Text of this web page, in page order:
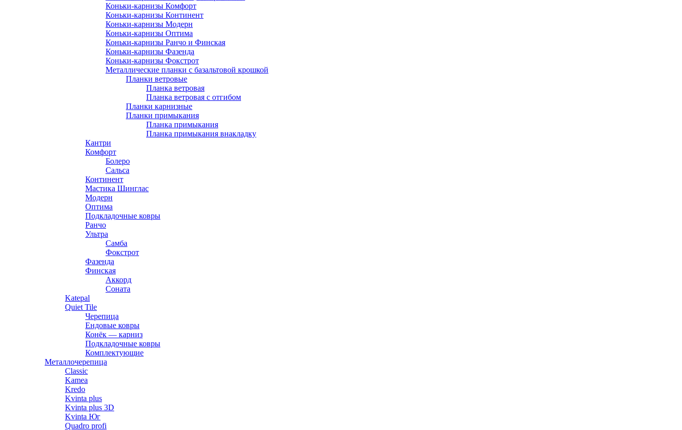
Коньки-карнизы Комфорт
Коньки-карнизы Континент
Коньки-карнизы Модерн
Коньки-карнизы Оптима
Коньки-карнизы Ранчо и Финская
Коньки-карнизы Фазенда
Коньки-карнизы Фокстрот
Металлические планки с базальтовой крошкой
Планки ветровые
Планка ветровая
Планка ветровая с отгибом
Планки карнизные
Планки примыкания
Планка примыкания
Планка примыкания внакладку
Кантри
Комфорт
Болеро
Сальса
Континент
Мастика Шинглас
Модерн
Оптима
Подкладочные ковры
Ранчо
Ультра
Самба
Фокстрот
Фазенда
Финская
Аккорд
Соната
Katepal
Quiet Tile
Черепица
Ендовые ковры
Конёк — карниз
Подкладочные ковры
Комплектующие
Металлочерепица
Classic
Kamea
Kredo
Kvinta plus
Kvinta plus 3D
Kvinta Юг
Quadro profi